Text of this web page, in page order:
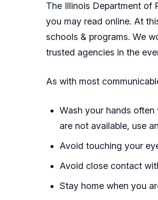
The Illinois Department of
you may read online. At
schools & programs. We
trusted agencies in the
As with most
Wash your hands
are not available, use
Avoid touching your
Avoid close contact
Stay home when you